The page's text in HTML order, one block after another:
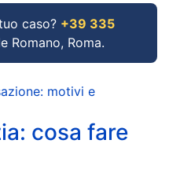
caso? +39 335
Romano, Roma.
motivi e
cosa fare